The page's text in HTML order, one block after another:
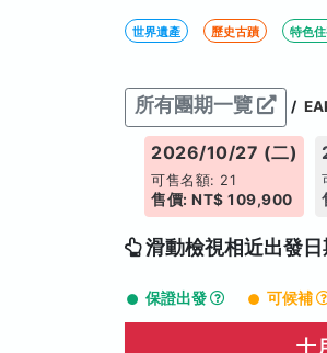
世界遺產 歷史古蹟 特色
所有團期一覽 /
2026/10/27 (二)
可售名額: 21
售價: NT$ 109,900
滑動檢視相近出發日
保證出發 可候補
十